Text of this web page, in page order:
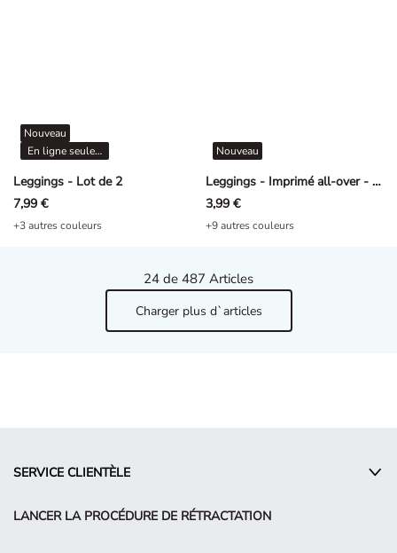
Leggings - Lot de 2
Nouveau
En ligne seulement
7,99 €
+3 autres couleurs
Leggings - Imprimé all-over - rouge foncé
Nouveau
3,99 €
+9 autres couleurs
24 de 487 Articles
Charger plus d`articles
SERVICE CLIENTÈLE
LANCER LA PROCÉDURE DE RÉTRACTATION